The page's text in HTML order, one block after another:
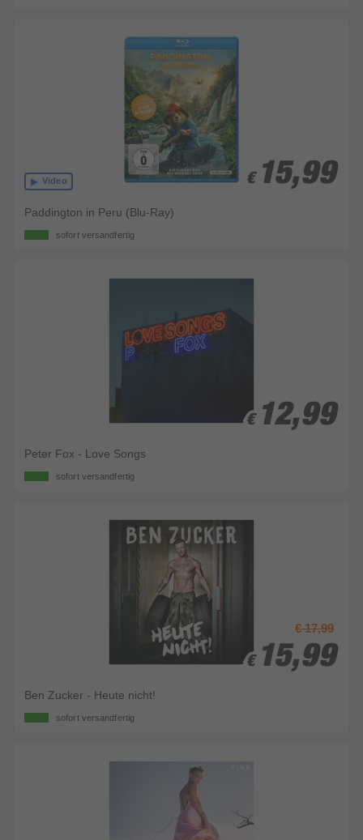
Video € 15,99
€ 15,99
Paddington in Peru (Blu-Ray)
sofort versandfertig
€ 12,99
€ 12,99
Peter Fox - Love Songs
sofort versandfertig
€ 17,99
€ 15,99
€ 15,99
Ben Zucker - Heute nicht!
sofort versandfertig